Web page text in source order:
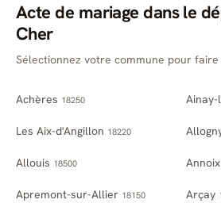
Acte de mariage dans le
Cher
Sélectionnez votre commune pour
Achères 18250
Les Aix-d'Angillon 18220
Allouis 18500 Annoix
Apremont-sur-Allier 18150 Arçay